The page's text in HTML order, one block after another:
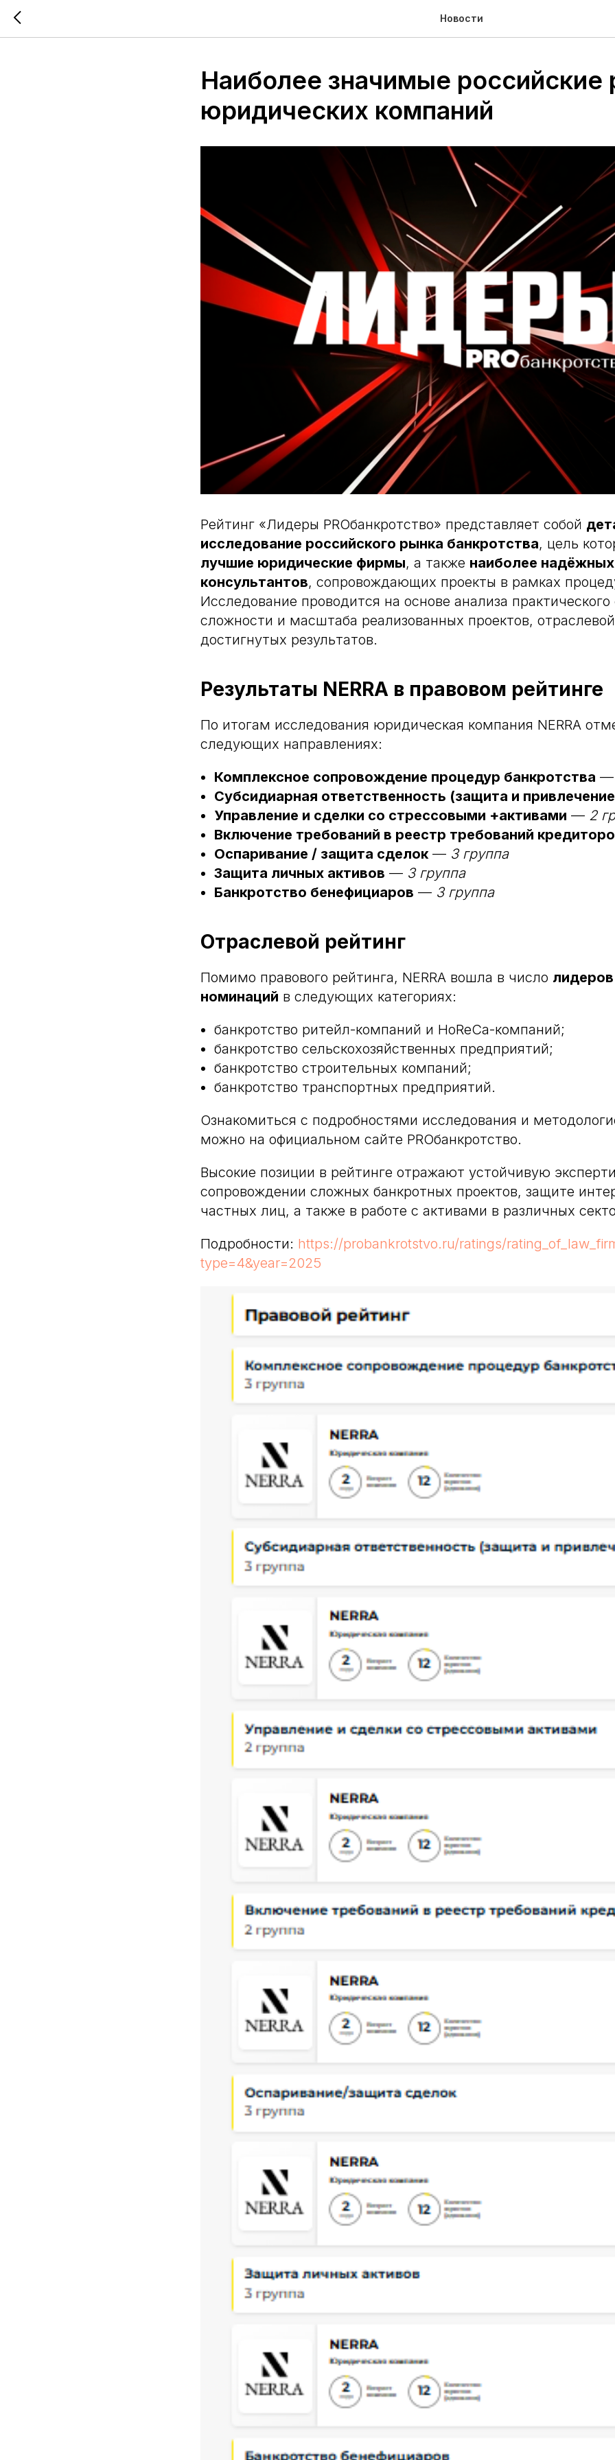
Новости
Наиболее значимые российские
юридических компаний
Рейтинг «Лидеры PROбанкротство» представляет собой
исследование российского рынка банкротства, цель
лучшие юридические фирмы, а также наиболее
консультантов, сопровождающих проекты в рамках
Исследование проводится на основе анализа
сложности и масштаба реализованных проектов,
достигнутых результатов.
Результаты NERRA в правовом рейтинге
По итогам исследования юридическая компания NERRA
следующих направлениях:
Комплексное сопровождение процедур банкротства
Субсидиарная ответственность (защита и
Управление и сделки со стрессовыми +активами — 2
Включение требований в реестр требований
Оспаривание / защита сделок — 3 группа
Защита личных активов — 3 группа
Банкротство бенефициаров — 3 группа
Отраслевой рейтинг
Помимо правового рейтинга, NERRA вошла в число
номинаций в следующих категориях:
банкротство ритейл-компаний и HoReCa-компаний;
банкротство сельскохозяйственных предприятий;
банкротство строительных компаний;
банкротство транспортных предприятий.
Ознакомиться с подробностями исследования и
можно на официальном сайте PROбанкротство.
Высокие позиции в рейтинге отражают устойчивую
сопровождении сложных банкротных проектов, защите
частных лиц, а также в работе с активами в различных
Подробности: https://probankrotstvo.ru/ratings/
type=4&year=2025